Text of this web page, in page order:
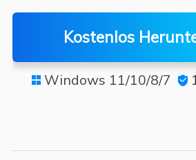
Kostenlos
 Windows 11/10/8/7 